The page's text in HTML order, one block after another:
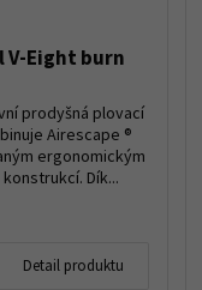
V-Eight burn
prodyšná plovací
Airescape ®
ergonomickým
Dík...
Detail produktu